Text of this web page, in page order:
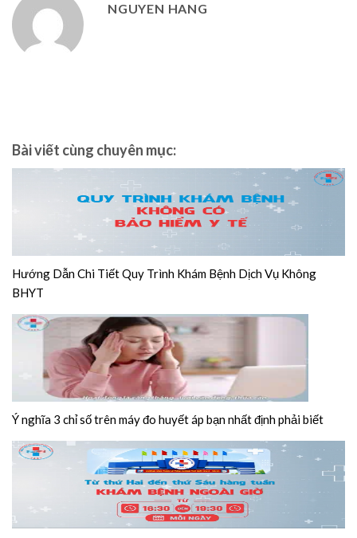
NGUYEN HANG
Bài viết cùng chuyên mục:
Hướng Dẫn Chi Tiết Quy Trình Khám Bệnh Dịch Vụ Không
BHYT
Ý nghĩa 3 chỉ số trên máy đo huyết áp bạn nhất định phải biết